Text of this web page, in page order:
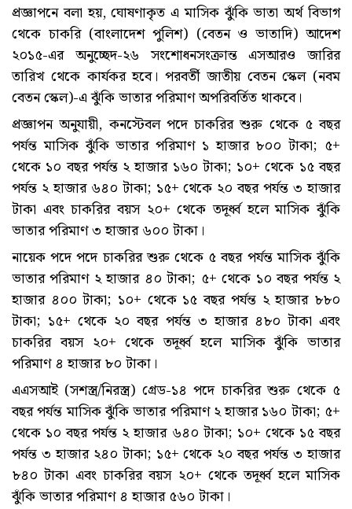
প্রজ্ঞাপনে বলা হয়, ঘোষণাকৃত এ মাসিক ঝুঁকি ভাতা অর্থ বিভাগ
থেকে চাকরি (বাংলাদেশ পুলিশ) (বেতন ও ভাতাদি) আদেশ
২০১৫-এর অনুচ্ছেদ-২৬ সংশোধনসংক্রান্ত এসআরও জারির
তারিখ থেকে কার্যকর হবে। পরবর্তী জাতীয় বেতন স্কেল (নবম
বেতন স্কেল)-এ ঝুঁকি ভাতার পরিমাণ অপরিবর্তিত থাকবে।
প্রজ্ঞাপন অনুযায়ী, কনস্টেবল পদে চাকরির শুরু থেকে ৫ বছর
পর্যন্ত মাসিক ঝুঁকি ভাতার পরিমাণ ১ হাজার ৮০০ টাকা; ৫+
থেকে ১০ বছর পর্যন্ত ২ হাজার ১৬০ টাকা; ১০+ থেকে ১৫ বছর
পর্যন্ত ২ হাজার ৬৪০ টাকা; ১৫+ থেকে ২০ বছর পর্যন্ত ৩ হাজার
টাকা এবং চাকরির বয়স ২০+ থেকে তদূর্ধ্ব হলে মাসিক ঝুঁকি
ভাতার পরিমাণ ৩ হাজার ৬০০ টাকা।
নায়েক পদে পদে চাকরির শুরু থেকে ৫ বছর পর্যন্ত মাসিক ঝুঁকি
ভাতার পরিমাণ ২ হাজার ৪০ টাকা; ৫+ থেকে ১০ বছর পর্যন্ত ২
হাজার ৪০০ টাকা; ১০+ থেকে ১৫ বছর পর্যন্ত ২ হাজার ৮৮০
টাকা; ১৫+ থেকে ২০ বছর পর্যন্ত ৩ হাজার ৪৮০ টাকা এবং
চাকরির বয়স ২০+ থেকে তদূর্ধ্ব হলে মাসিক ঝুঁকি ভাতার
পরিমাণ ৪ হাজার ৮০ টাকা।
এএসআই (সশস্ত্র/নিরস্ত্র) গ্রেড-১৪ পদে চাকরির শুরু থেকে ৫
বছর পর্যন্ত মাসিক ঝুঁকি ভাতার পরিমাণ ২ হাজার ১৬০ টাকা; ৫+
থেকে ১০ বছর পর্যন্ত ২ হাজার ৬৪০ টাকা; ১০+ থেকে ১৫ বছর
পর্যন্ত ৩ হাজার ২৪০ টাকা; ১৫+ থেকে ২০ বছর পর্যন্ত ৩ হাজার
৮৪০ টাকা এবং চাকরির বয়স ২০+ থেকে তদূর্ধ্ব হলে মাসিক
ঝুঁকি ভাতার পরিমাণ ৪ হাজার ৫৬০ টাকা।